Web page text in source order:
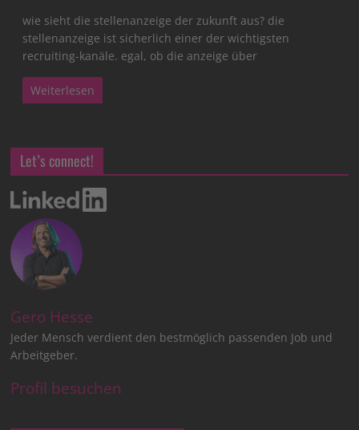
wie sieht die stellenanzeige der zukunft aus? die
stellenanzeige ist sicherlich einer der wichtigsten
recruiting-kanäle. egal, ob die anzeige über
Weiterlesen
Let’s connect!
Gero Hesse
Jeder Mensch verdient den bestmöglich passenden Job und
Arbeitgeber.
Profil besuchen